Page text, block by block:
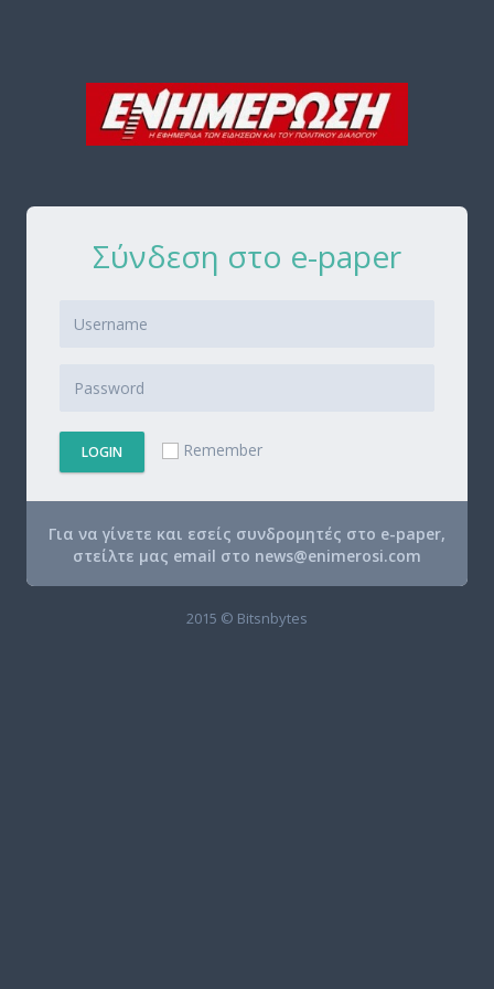
Σύνδεση στο e-paper
LOGIN Remember
Για να γίνετε και εσείς συνδρομητές στο e-paper,
στείλτε μας email στο news@enimerosi.com
2015 © Bitsnbytes